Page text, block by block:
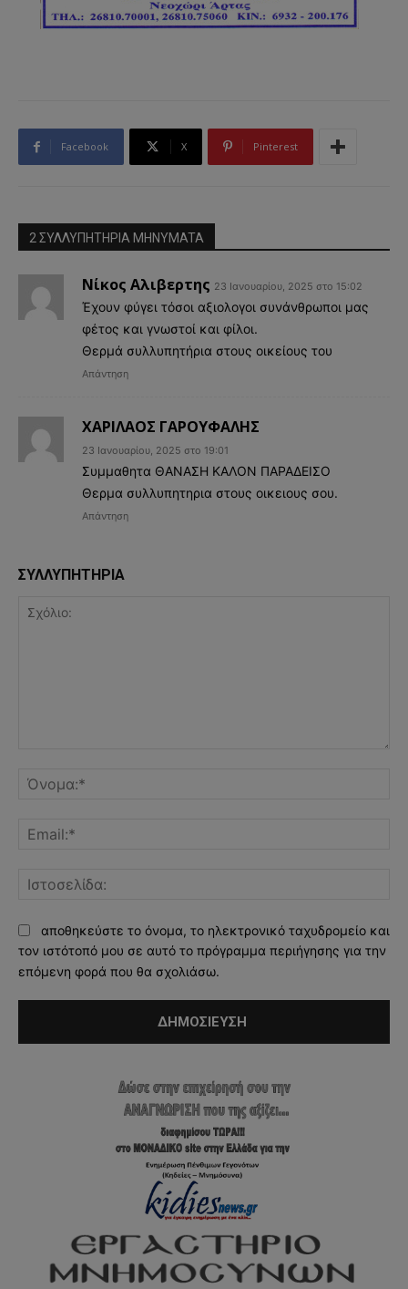
Facebook X Pinterest
2 ΣΥΛΛΥΠΗΤΗΡΙΑ MHNYMATA
Νίκος Αλιβερτης 23 Ιανουαρίου, 2025 στο 15:02
Έχουν φύγει τόσοι αξιολογοι συνάνθρωποι μας
φέτος και γνωστοί και φίλοι.
Θερμά συλλυπητήρια στους οικείους του
Απάντηση
ΧΑΡΙΛΑΟΣ ΓΑΡΟΥΦΑΛΗΣ
23 Ιανουαρίου, 2025 στο 19:01
Συμμαθητα ΘΑΝΑΣΗ ΚΑΛΟΝ ΠΑΡΑΔΕΙΣΟ
Θερμα συλλυπητηρια στους οικειους σου.
Απάντηση
ΣΥΛΛΥΠΗΤΗΡΙΑ
αποθηκεύστε το όνομα, το ηλεκτρονικό ταχυδρομείο και
τον ιστότοπό μου σε αυτό το πρόγραμμα περιήγησης για την
επόμενη φορά που θα σχολιάσω.